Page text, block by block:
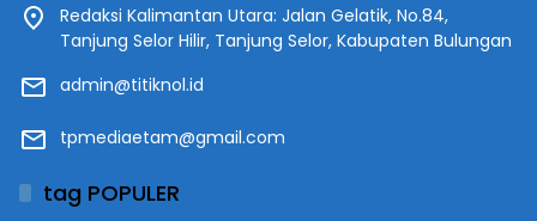
Redaksi Kalimantan Utara: Jalan Gelatik, No.84,
Tanjung Selor Hilir, Tanjung Selor, Kabupaten Bulungan
admin@titiknol.id
tpmediaetam@gmail.com
tag POPULER